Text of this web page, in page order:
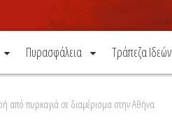
Πυρασφάλεια Τράπεζα Ιδεών
από πυρκαγιά σε διαμέρισμα στην Αθήνα